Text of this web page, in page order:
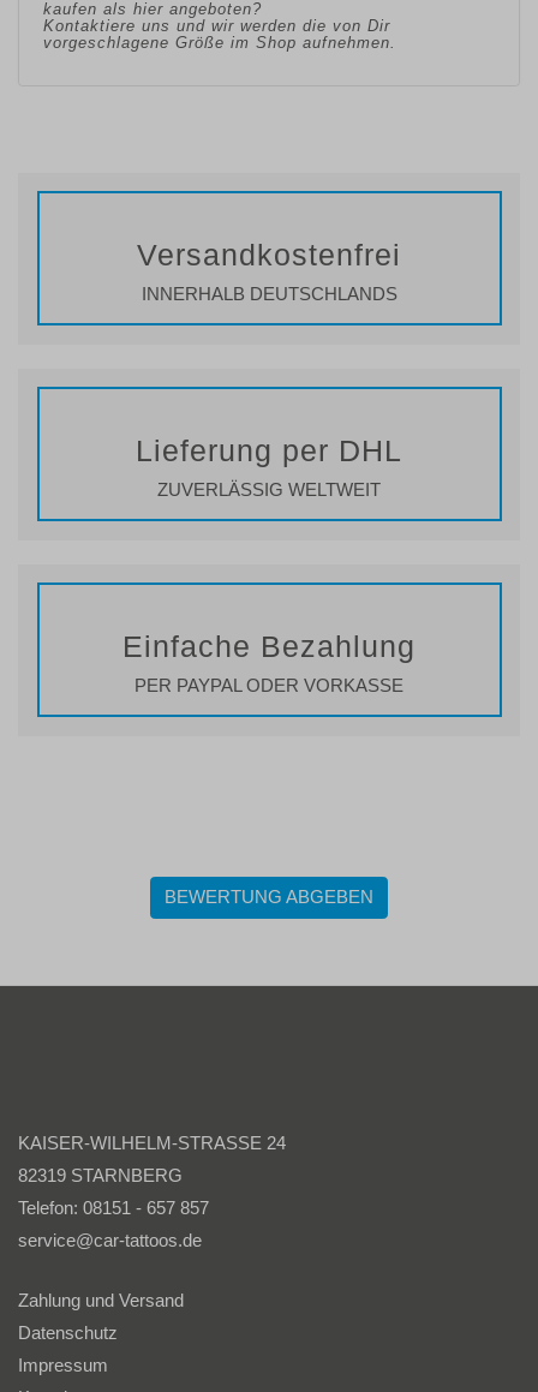
kaufen als hier angeboten?
Kontaktiere uns und wir werden die von Dir
vorgeschlagene Größe im Shop aufnehmen.
Versandkostenfrei
INNERHALB DEUTSCHLANDS
Lieferung per DHL
ZUVERLÄSSIG WELTWEIT
Einfache Bezahlung
PER PAYPAL ODER VORKASSE
BEWERTUNG ABGEBEN
KAISER-WILHELM-STRASSE 24
82319 STARNBERG
Telefon: 08151 - 657 857
service@car-tattoos.de
Zahlung und Versand
Datenschutz
Impressum